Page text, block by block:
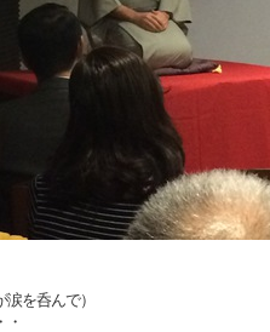
を呑んで）